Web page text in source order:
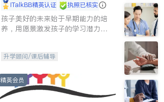
iTalkBB精英认证 执照已核实
孩子美好的未来始于早期能力的培
养，用愿景激发孩子的学习潜力和
升学顾问/课后辅导
精英会员